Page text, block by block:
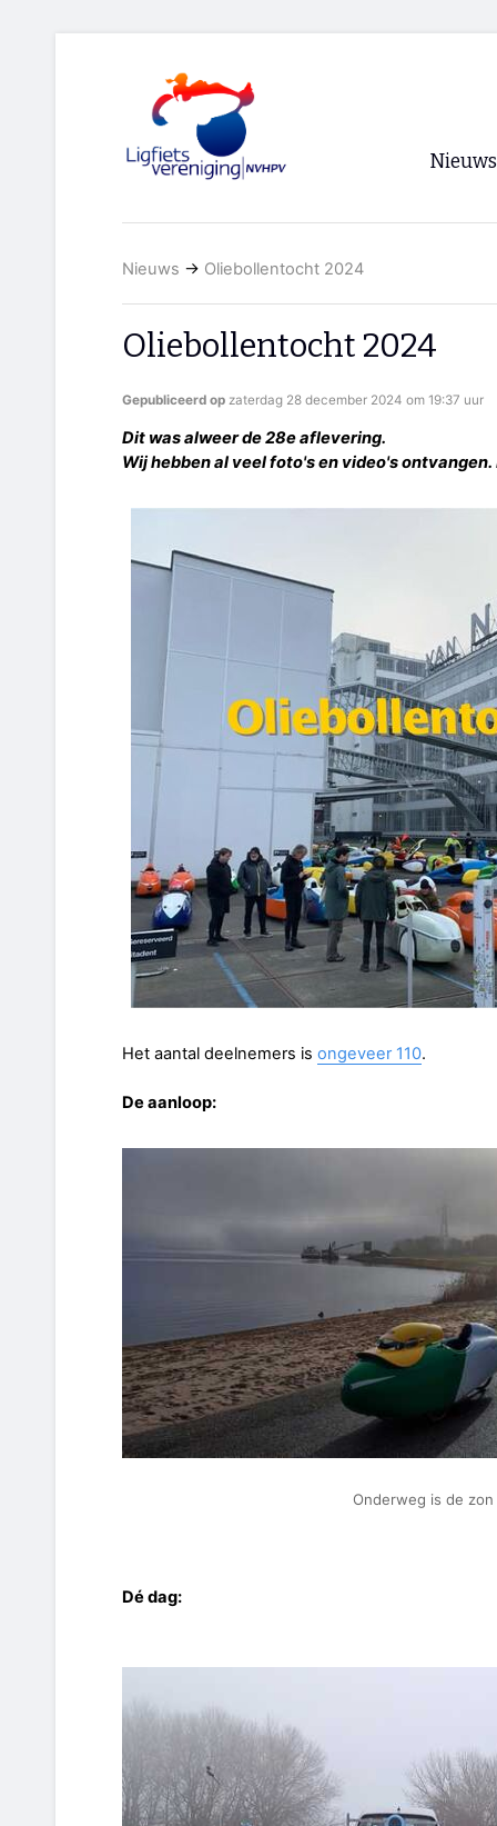
Nieuws
Nieuws → Oliebollentocht 2024
Oliebollentocht 2024
Gepubliceerd op zaterdag 28 december 2024 om 19:37 uur
Dit was alweer de 28e aflevering.
Wij hebben al veel foto's en video's
Het aantal deelnemers is ongeveer 110.
De aanloop:
Onderweg is de
Dé dag: